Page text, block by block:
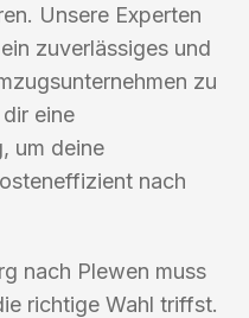
Unsere Experten
zuverlässiges und
zu
eine
um deine
nach
nach Plewen muss
richtige Wahl triffst.